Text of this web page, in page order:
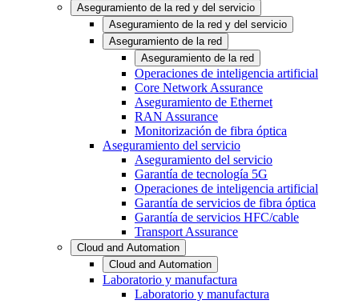
Aseguramiento de la red y del servicio
Aseguramiento de la red y del servicio
Aseguramiento de la red
Aseguramiento de la red
Operaciones de inteligencia artificial
Core Network Assurance
Aseguramiento de Ethernet
RAN Assurance
Monitorización de fibra óptica
Aseguramiento del servicio
Aseguramiento del servicio
Garantía de tecnología 5G
Operaciones de inteligencia artificial
Garantía de servicios de fibra óptica
Garantía de servicios HFC/cable
Transport Assurance
Cloud and Automation
Cloud and Automation
Laboratorio y manufactura
Laboratorio y manufactura